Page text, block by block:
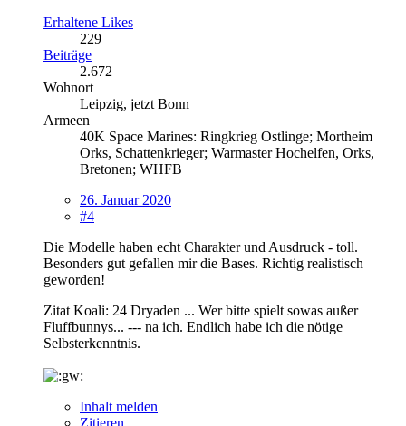
Erhaltene Likes
229
Beiträge
2.672
Wohnort
Leipzig, jetzt Bonn
Armeen
40K Space Marines: Ringkrieg Ostlinge; Mortheim
Orks, Schattenkrieger; Warmaster Hochelfen, Orks,
Bretonen; WHFB
26. Januar 2020
#4
Die Modelle haben echt Charakter und Ausdruck - toll.
Besonders gut gefallen mir die Bases. Richtig realistisch
geworden!
Zitat Koali: 24 Dryaden ... Wer bitte spielt sowas außer
Fluffbunnys... --- na ich. Endlich habe ich die nötige
Selbsterkenntnis.
Inhalt melden
Zitieren